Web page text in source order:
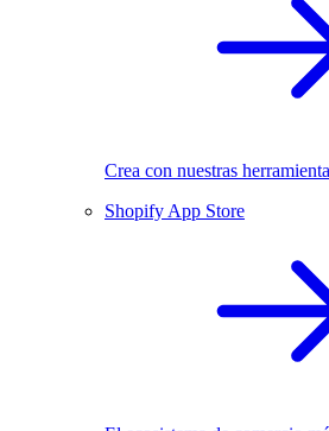
Crea con nuestras
Shopify App Store